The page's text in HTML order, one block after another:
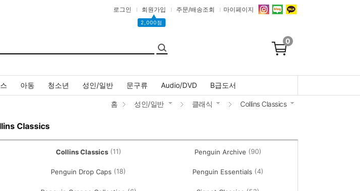
로그인 회원가입
▲
2,000점
주문/배송조회 마이페이지
0
아동 청소년 성인/일반 문구류 Audio/DVD B급도서
홈 성인/일반 클래식 Collins Classics
Classics
Collins Classics (11) Penguin Archive (90)
Penguin Drop Caps (18) Penguin Essentials (4)